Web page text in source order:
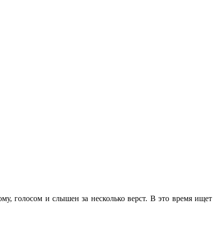
голосом и слышен за несколько верст. В это время ищет